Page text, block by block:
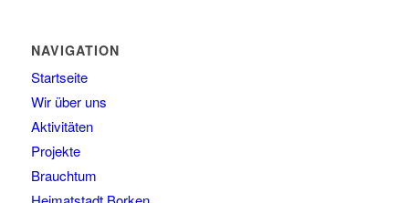
NAVIGATION
Startseite
Wir über uns
Aktivitäten
Projekte
Brauchtum